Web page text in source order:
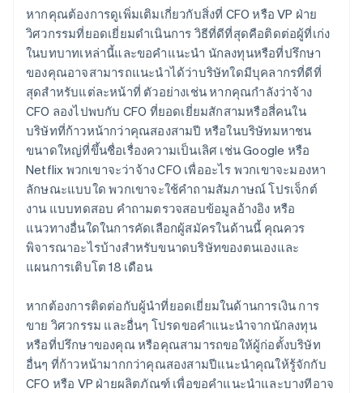
หากคุณต้องการดูเพิ่มเติมเกี่ยวกับสิ่งที่ CFO หรือ VP ฝ่าย
วิศวกรรมที่ยอดเยี่ยมดำเนินการ วิธีที่ดีที่สุดคือติดต่อผู้ที่เก่ง
ในบทบาทเหล่านี้และขอคำแนะนำ นักลงทุนหรือที่ปรึกษา
ของคุณอาจสามารถแนะนําได้ว่าบริษัทใดมีบุคลากรที่ดีที่
สุดสําหรับแต่ละหน้าที่ ตัวอย่างเช่น หากคุณกําลังว่าจ้าง
CFO ลองไปพบกับ CFO ที่ยอดเยี่ยมสักสามหรือสี่คนใน
บริษัทที่ก้าวหน้ากว่าคุณสองสามปี หรือในบริษัทมหาชน
ขนาดใหญ่ที่ขึ้นชื่อเรื่องความเป็นเลิศ เช่น Google หรือ
Netflix พวกเขาจะว่าจ้าง CFO เพื่ออะไร พวกเขาจะมองหา
ลักษณะแบบใด พวกเขาจะใช้คำถามสัมภาษณ์ โปรเจ็กต์
งาน แบบทดสอบ คำถามตรวจสอบข้อมูลอ้างอิง หรือ
แนวทางอื่นใดในการคัดเลือกผู้สมัครในด้านนี้ คุณควร
พิจารณาอะไรบ้างสำหรับขนาดบริษัทของตนเองและ
แผนการเติบโต 18 เดือน
หากต้องการติดต่อกับผู้นำที่ยอดเยี่ยมในด้านการเงิน การ
ขาย วิศวกรรม และอื่นๆ โปรดขอคำแนะนำจากนักลงทุน
หรือที่ปรึกษาของคุณ หรือคุณสามารถขอให้ผู้ก่อตั้งบริษัท
อื่นๆ ที่ก้าวหน้ามากกว่าคุณสองสามปีแนะนำคุณให้รู้จักกับ
CFO หรือ VP ฝ่ายผลิตภัณฑ์ เพื่อขอคำแนะนำและบางทีอาจ